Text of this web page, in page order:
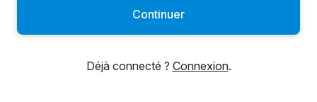
Développement Produits
Continuer
Déjà connecté ? Connexion.